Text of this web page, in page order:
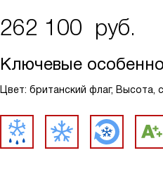
262 100 руб.
Ключевые
Цвет: британский флаг,